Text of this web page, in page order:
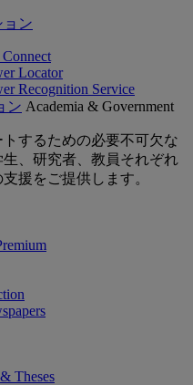
ン
Locator
Recognition Service
ン Academia & Government
するための必要不可欠な
、研究者、教員それぞれ
援をご提供します。
Theses